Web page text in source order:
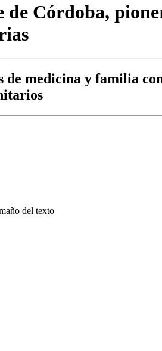
Córdoba,
de medicina y familia